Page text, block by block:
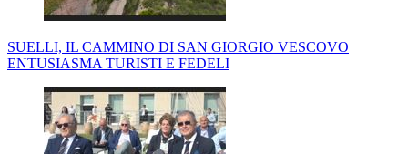
SUELLI, IL CAMMINO DI SAN GIORGIO VESCOVO
ENTUSIASMA TURISTI E FEDELI